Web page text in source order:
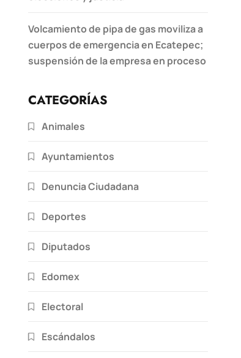
Volcamiento de pipa de gas moviliza a
cuerpos de emergencia en Ecatepec;
suspensión de la empresa en proceso
CATEGORÍAS
Animales
Ayuntamientos
Denuncia Ciudadana
Deportes
Diputados
Edomex
Electoral
Escándalos